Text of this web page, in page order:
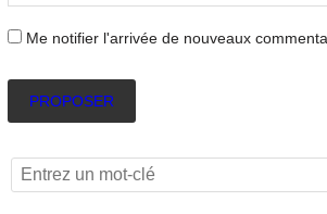
Me notifier l'arrivée de nouveaux
PROPOSER